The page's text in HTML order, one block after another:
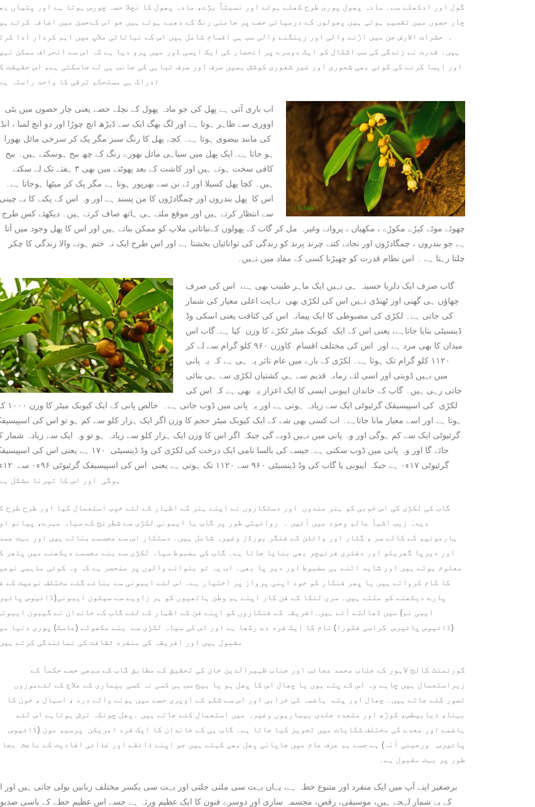
گول اور ادکھلے سے۔ مادہ پھول پوری طرح کھلے ہوئے اور نسبتاً بڑے، مادہ پھول کا نچلا حصہ چورس ہوتا ہے اور پتیاں
چار حصوں میں تقسیم ہوتی ہیں پھولوں کے درمیانی حصے پر جامنی رنگ کے دھبے ہوتے ہیں جو اس کےحسن میں اضافہ کرتے
۔ حشرات الارض جن میں اڑنے والی اور رینگنے والی سب ہی اقسام شامل ہیں اس کے نباتاتی ملاپ میں اہم کردار ادا
ہیں۔ قدرت نے زندگی کی سب اشکال کو ایک دوسرے پر انحصار کی ایک ایسی ڈور میں پرو دیا ہے کہ اس سے انحراف ممکن
اور ایسا کرنے کی کوئی بھی شعوری اور غیر شعوری کوشش ہمیں صرف اور صرف تباہی کی جانب ہی لے جاسکتی ہے، اس حقیقت
ادراک ہی مستحکم ترقی کا واحد راستہ
اب باری آتی ہے پھل کی جو مادہ پھول کے نچلے حصے یعنی چار حصوں میں بٹی
اووری سے ظاہر ہوتا ہے اور لگ بھگ ایک سے ڈیڑھ انچ چوڑا اور دو انچ لمبا ،
کی مانند بیضوی ہوتا ہے۔ کچے پھل کا رنگ سبز مگر پک کر سرخی مائل بھورا
ہو جاتا ہے۔ایک پھل میں سیاہی مائل بھورے رنگ کے چھ بیج ہوسکتے ہیں۔ بیج
کافی سخت ہوتے ہیں اور کاشت کے بعد پھوٹنے میں بھی ۳ ہفتے تک لے سکتے
ہیں۔ کچا پھل کسیلا اور ٹے نن سے بھرپور ہوتا ہے مگر پک کر میٹھا ہوجاتا ہے۔
اس کا پھل بندروں اور چمگادڑوں کا من پسند ہے اور وہ اس کے پکنے کا بے چینی
سے انتظار کرتے ہیں اور موقع ملتے ہی ہاتھ صاف کرتے ہیں۔ دیکھئے کس طرح
چھوٹے موٹے کیڑے مکوڑے ، مکھیاں ، پروانے وغیرہ مل کر گاب کے پھولوں کےنباتاتی ملاپ کو ممکن بناتے ہیں اور اس کا پھل وجود میں آتا
ہے جو بندروں ، چمگادڑوں اور نجانے کتنے چرند پرند کو زندگی کی توانائیاں بخشتا ہے اور اس طرح ایک نہ ختم ہونے والا زندگی کا چکر
چلتا رہتا ہے ۔ اس نظام قدرت کو چھیڑنا کسی کے مفاد میں نہیں۔
گاب صرف ایک دلربا حسینہ ہی نہیں ایک ماہر طبیب بھی ہے، اس کی صرف
چھاؤں ہی گھنی اور ٹھنڈی نہیں اس کی لکڑی بھی نہایت اعلی معیار کی شمار
کی جاتی ہے۔ لکڑی کی مضبوطی کا ایک پیمانہ اس کی کثافت یعنی اسکی وڈ
ڈینسیٹی بتایا جاتاہے، یعنی اس کے ایک کیوبک میٹر ٹکڑے کا وزن کیا ہے۔گاب اس
میدان کا بھی مرد ہے اور اس کی مختلف اقسام کاوزن ۹۶۰ کلو گرام سے لے کر
۱۱۲۰ کلو گرام تک ہوتا ہے۔ لکڑی کے بارے میں عام تاثر یہ ہی ہے کہ یہ پانی
میں نہیں ڈوبتی اور اسی لئے زمانہ قدیم سے ہی کشتیاں لکڑی سے ہی بنائی
جاتی رہی ہیں۔ گاب کے خاندان ایبونی ایسی کا ایک اعزاز یہ بھی ہے کہ اس کی
لکڑی کی اسپیسیفک گرئیوٹی ایک سے زیادہ
ہوتا ہے اور اسے معیار مانا جاتاہے۔ اب کسی بھی شے کے ایک کیوبک میٹر حجم کا وزن اگر ایک ہزار کلو سے کم ہو تو اس کی
گرئیوٹی ایک سے کم ہوگی اور وہ پانی میں نہیں ڈوبے گی جبکہ اگر اس کا وزن ایک ہزار کلو سے زیادہ ہو تو وہ ایک سے زیادہ شمار
جائے گا اور وہ پانی میں ڈوب سکتی ہے۔جیسے کی بالسا نامی ایک درخت کی لکڑی کی وڈ ڈینسیٹی ۱۷۰ ہے یعنی اس کی
ہوگی اور اس کا تیرنا مشکل
گاب کی لکڑی کی اس خوبی کو ہنر مندوں اور دستکاروں نے اپنے ہنر کے اظہار کے لئے خوب استعمال کیا اور طرح طرح
دیدہ زیب اشیأ عالم وجود میں آئیں ۔ روائیتی طور پر گاب یا ایبونی لکڑی سے شطرنج کے سیاہ مہرے، پیانو
ہارمونیم کے کالے سر ، گٹار اور وائلن کے فنگر بورڈز وغیرہ شامل ہیں۔ دستکار اس سے مجسمے بناتے ہیں اور بہت
اور دیرپا گھریلو اور دفتری فرنیچر بھی بنایا جاتا ہے۔ گاب کی مضبوط سیاہ لکڑی سے بنے مجسمے دیکھنے میں پتھر
معلوم ہوتے ہیں اور شاید اتنے ہی مضبوط اور دیر پا بھی۔ اب یہ تو بنوانے والوں پر منحصر ہے کہ وہ کوئی مذہبی
کا کام کرواتے ہیں یا پھر فنکار کو خود اپنی پرواز پر اختیار ہے۔ اس لئے ایبونی سے بنائے گئے مختلف نوعیت کے
پارے دیکھنے کو ملتے ہیں۔ سری لنکا کے فن کار اپنے ہم وطن ہاتھیوں کو ہر زاویے سے سیلون ایبونی(ڈائیوس
ایبی نم) میں ڈھالتے آئے ہیں۔افریقہ کے فنکاروں کو اپنے فن کے اظہار کے لئے گاب کے خاندان نے گیبون
(ڈائیوس پائیرس کراسی فلورا) نام کا ایک فرد دے رکھا ہے اور اس کی سیاہ لکڑی سے بنے مکھوٹے (ماسک) پوری دنیا
مقبول ہیں اور افریقہ کی منفرد ثقافت کی نمائندگی کرتے
گورنمنٹ کالج لاہور کے جناب محمد عجائب اور جناب ظہیرالدین خان کی تحقیق کے مطابق گاب کے سبھی حصے حکمأ کے
زیراستعمال ہیں چاہے وہ اس کے پتے ہوں یا چھال اس کا پھل ہو یا بیج سب ہی کسی نہ کسی بیماری کے علاج کے لئےموزوں
تصور کئے جاتے ہیں۔ چھال اور پتے ہاضمہ کی خرابی اور اس سے شکم کے اوپری حصے میں ہونے والے درد ، اسہال ، خون کا
بہنا، ذیابیطس، کوڑھ اور متعدد جلدی بیماریوں وغیرہ میں استعمال کئے جاتے ہیں ۔پھل چونکہ ترش ہوتاہے اس لئے
ہاضمے اور معدے کی مختلف شکایات میں تجویز کیا جاتا ہے۔ گاب ہی کے خاندان کا ایک فرد امریکن پرسیم مون (ڈائیوس
پائیرس ورجینی آنہ) ہے جسے ہم عرف عام میں جاپانی پھل بھی کہتے ہیں جو اپنے ذائقے اور غذائی افادیت کے باعث بجا
طور پر بہت مقبول ہے۔
برصغیر اپنے آپ میں ایک منفرد اور متنوع خطہ ہے، یہاں بہت سی ملتی جلتی اور بہت سی یکسر مختلف زبانیں بولی جاتی ہیں اور
کے بے شمار لہجے ہیں، موسیقی، رقص، مجسمہ سازی اور دوسرے فنون کا ایک عظیم ورثہ ہے جسے اس عظیم خطے کے باسی